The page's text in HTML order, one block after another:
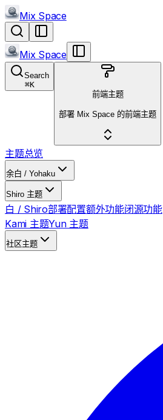
Mix Space
Mix Space
Search
⌘K
前端主题
部署 Mix Space 的前端主题
主题总览
余白 / Yohaku
Shiro 主题
白 / Shiro部署配置额外功能闭源功能
Kami 主题Yun 主题
社区主题